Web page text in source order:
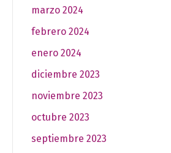
marzo 2024
febrero 2024
enero 2024
diciembre 2023
noviembre 2023
octubre 2023
septiembre 2023